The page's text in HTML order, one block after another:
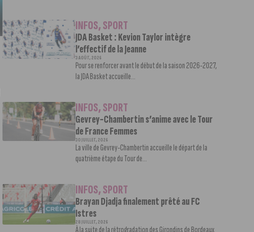
INFOS,SPORT
JDA Basket : Kevion Taylor intègre
l’effectif de la Jeanne
3 AOÛT, 2026
Pour se renforcer avant le début de la saison 2026-2027,
la JDA Basket accueille...
INFOS,SPORT
Gevrey-Chambertin s’anime avec le Tour
de France Femmes
30 JUILLET, 2026
La ville de Gevrey-Chambertin accueille le départ de la
quatrième étape du Tour de...
INFOS,SPORT
Brayan Djadja finalement prêté au FC
Istres
28 JUILLET, 2026
À la suite de la rétrogradation des Girondins de Bordeaux